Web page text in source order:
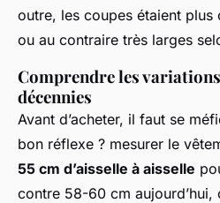
outre, les coupes étaient plus
ou au contraire très larges
Comprendre les
décennies
Avant d’acheter, il faut se
bon réflexe ? mesurer le
55 cm d’aisselle à aisselle
contre 58-60 cm aujourd’hui,